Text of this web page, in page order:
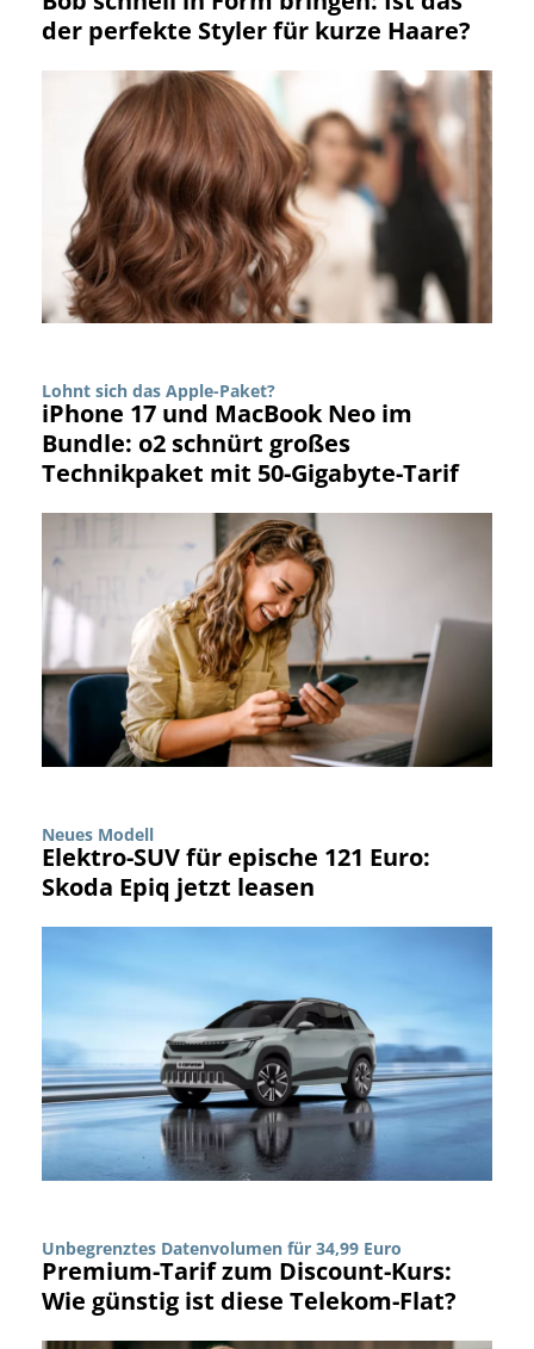
der perfekte Styler für kurze Haare?
Lohnt sich das Apple-Paket?
iPhone 17 und MacBook Neo im
Bundle: o2 schnürt großes
Technikpaket mit 50-Gigabyte-Tarif
Neues Modell
Elektro-SUV für epische 121 Euro:
Skoda Epiq jetzt leasen
Unbegrenztes Datenvolumen für 34,99 Euro
Premium-Tarif zum Discount-Kurs:
Wie günstig ist diese Telekom-Flat?